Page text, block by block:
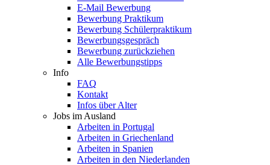
E-Mail Bewerbung
Bewerbung Praktikum
Bewerbung Schülerpraktikum
Bewerbungsgespräch
Bewerbung zurückziehen
Alle Bewerbungstipps
Info
FAQ
Kontakt
Infos über Alter
Jobs im Ausland
Arbeiten in Portugal
Arbeiten in Griechenland
Arbeiten in Spanien
Arbeiten in den Niederlanden